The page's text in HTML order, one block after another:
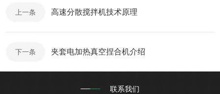
上一条 高速分散搅拌机技术原理
下一条 夹套电加热真空捏合机介绍
联系我们